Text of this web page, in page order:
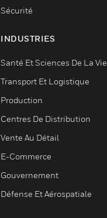
Sécurité
INDUSTRIES
Santé Et Sciences De La Vie
Transport Et Logistique
Production
Centres De Distribution
Vente Au Détail
E-Commerce
Gouvernement
Défense Et Aérospatiale